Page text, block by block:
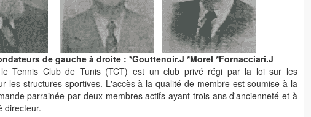
de gauche à droite : *Gouttenoir.J *Morel *Fornacciari.J
Tennis Club de Tunis (TCT) est un club privé régi par la loi sur les
les structures sportives. L'accès à la qualité de membre est soumise à la
parrainée par deux membres actifs ayant trois ans d'ancienneté et à
directeur.